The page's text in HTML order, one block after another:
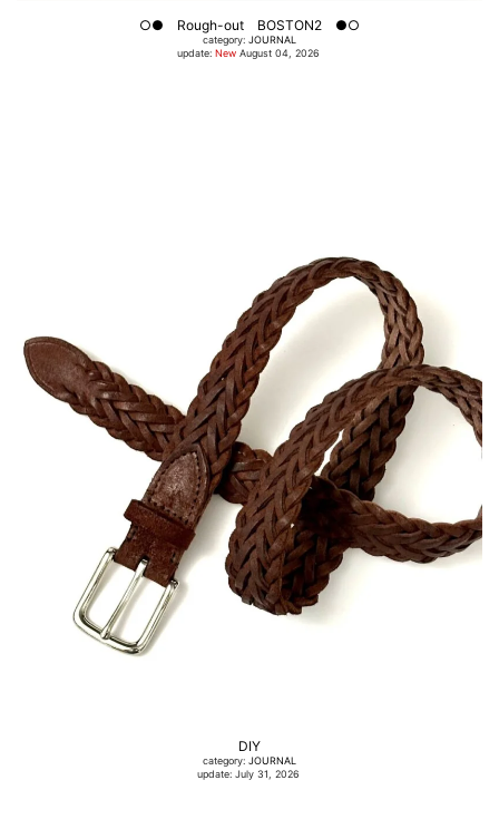
○● Rough-out BOSTON2 ●○
category: JOURNAL
update: NewAugust 04, 2026
DIY
category: JOURNAL
update: July 31, 2026